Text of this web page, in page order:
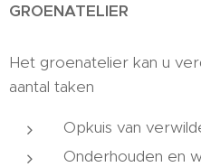
GROENATELIER
Het groenatelier kan u
aantal taken
Opkuis van
Onderhouden en